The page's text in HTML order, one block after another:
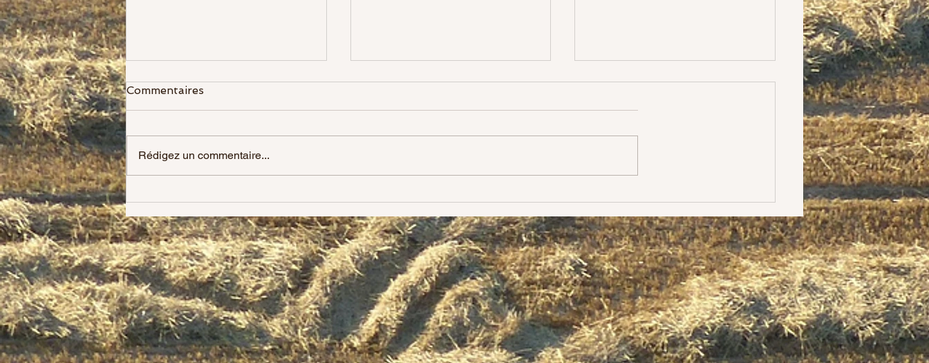
Évolution
Laboratoire
C'est là où je travaille. Cela
mes écrits (depuis...
Commentaires
Rédigez un commentaire...